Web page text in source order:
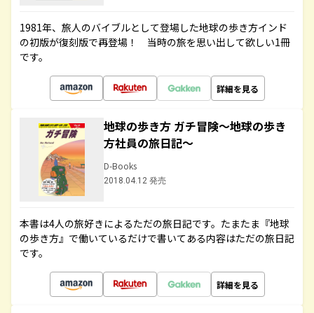
1981年、旅人のバイブルとして登場した地球の歩き方インド
の初版が復刻版で再登場！ 当時の旅を思い出して欲しい1冊
です。
詳細を見る
地球の歩き方 ガチ冒険～地球の歩き
方社員の旅日記～
D-Books
2018.04.12 発売
本書は4人の旅好きによるただの旅日記です。たまたま『地球
の歩き方』で働いているだけで書いてある内容はただの旅日記
です。
詳細を見る